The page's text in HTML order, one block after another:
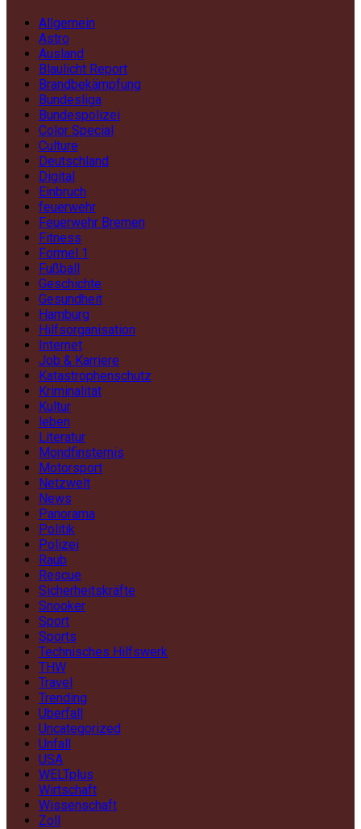
Allgemein
Astro
Ausland
Blaulicht Report
Brandbekämpfung
Bundesliga
Bundespolizei
Color Special
Culture
Deutschland
Digital
Einbruch
feuerwehr
Feuerwehr Bremen
Fitness
Formel 1
Fußball
Geschichte
Gesundheit
Hamburg
Hilfsorganisation
Internet
Job & Karriere
Katastrophenschutz
Kriminalität
Kultur
leben
Literatur
Mondfinsternis
Motorsport
Netzwelt
News
Panorama
Politik
Polizei
Raub
Rescue
Sicherheitskräfte
Snooker
Sport
Sports
Technisches Hilfswerk
THW
Travel
Trending
Überfall
Uncategorized
Unfall
USA
WELTplus
Wirtschaft
Wissenschaft
Zoll